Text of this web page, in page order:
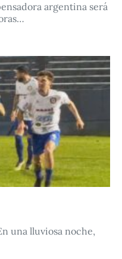
argentina será
una lluviosa noche,